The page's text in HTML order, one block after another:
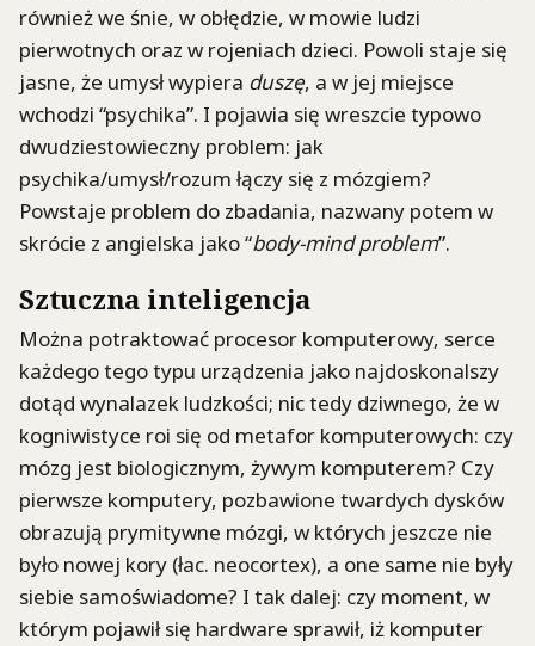
również we śnie, w obłędzie, w mowie ludzi
pierwotnych oraz w rojeniach dzieci. Powoli staje się
jasne, że umysł wypiera duszę, a w jej miejsce
wchodzi “psychika”. I pojawia się wreszcie typowo
dwudziestowieczny problem: jak
psychika/umysł/rozum łączy się z mózgiem?
Powstaje problem do zbadania, nazwany potem w
skrócie z angielska jako “body-mind problem”.
Sztuczna inteligencja
Można potraktować procesor komputerowy, serce
każdego tego typu urządzenia jako najdoskonalszy
dotąd wynalazek ludzkości; nic tedy dziwnego, że w
kogniwistyce roi się od metafor komputerowych: czy
mózg jest biologicznym, żywym komputerem? Czy
pierwsze komputery, pozbawione twardych dysków
obrazują prymitywne mózgi, w których jeszcze nie
było nowej kory (łac. neocortex), a one same nie były
siebie samoświadome? I tak dalej: czy moment, w
którym pojawił się hardware sprawił, iż komputer